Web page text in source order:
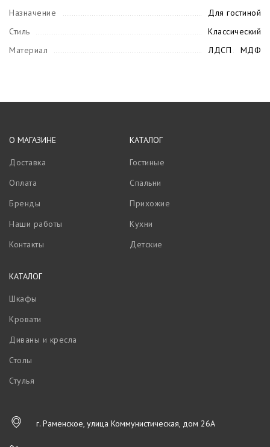
Назначение
Для гостиной
Стиль
Классический
Материал
ЛДСП МДФ
О МАГАЗИНЕ
Доставка
Оплата
Бренды
Наши работы
Контакты
КАТАЛОГ
Гостиные
Спальни
Прихожие
Кухни
Детские
КАТАЛОГ
Шкафы
Кровати
Диваны и кресла
Столы
Стулья
г. Раменское, улица Коммунистическая, дом 26А